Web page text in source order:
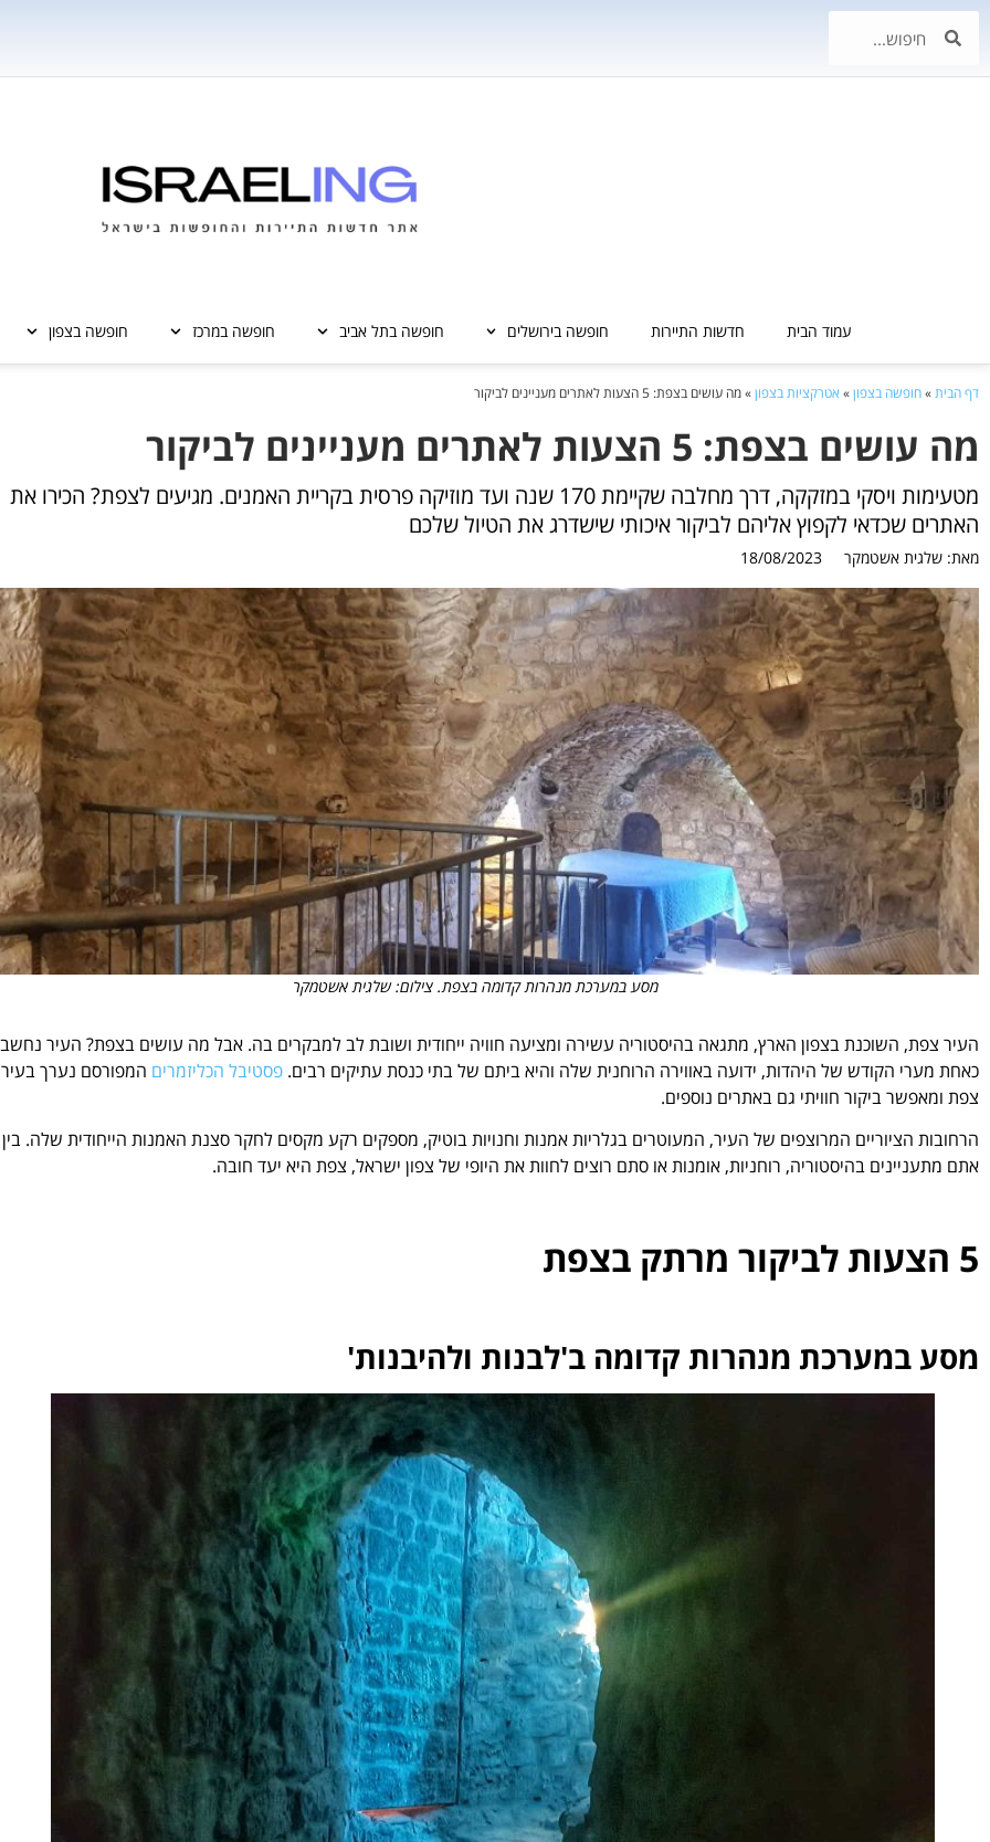
עמוד הבית חדשות התיירות חופשה בירושלים חופשה בתל אביב חופשה במרכז חופשה בצפון
דף הבית»חופשה בצפון» אטרקציות בצפון»מה עושים בצפת: 5 הצעות לאתרים מעניינים לביקור
מה עושים בצפת: 5 הצעות לאתרים מעניינים לביקור
מטעימות ויסקי במזקקה, דרך מחלבה שקיימת 170 שנה ועד מוזיקה פרסית בקריית האמנים. מגיעים לצפת? הכירו את
האתרים שכדאי לקפוץ אליהם לביקור איכותי שישדרג את הטיול שלכם
מאת: שלגית אשטמקר 18/08/2023
מסע במערכת מנהרות קדומה בצפת. צילום: שלגית אשטמקר
העיר צפת, השוכנת בצפון הארץ, מתגאה בהיסטוריה עשירה ומציעה חוויה ייחודית ושובת לב למבקרים בה. אבל מה עושים בצפת? העיר
כאחת מערי הקודש של היהדות, ידועה באווירה הרוחנית שלה והיא ביתם של בתי כנסת עתיקים רבים. פסטיבל הכליזמרים המפורסם נערך בעיר
צפת ומאפשר ביקור חוויתי גם באתרים נוספים.
הרחובות הציוריים המרוצפים של העיר, המעוטרים בגלריות אמנות וחנויות בוטיק, מספקים רקע מקסים לחקר סצנת האמנות הייחודית שלה.
אתם מתעניינים בהיסטוריה, רוחניות, אומנות או סתם רוצים לחוות את היופי של צפון ישראל, צפת היא יעד חובה.
5 הצעות לביקור מרתק בצפת
מסע במערכת מנהרות קדומה ב'לבנות ולהיבנות'